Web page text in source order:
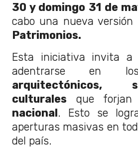
30 y domingo 31 de
cabo una nueva versión
Patrimonios.
Esta iniciativa invita a
adentrarse en
arquitectónicos,
culturales que
nacional. Esto se
aperturas masivas en
del país.